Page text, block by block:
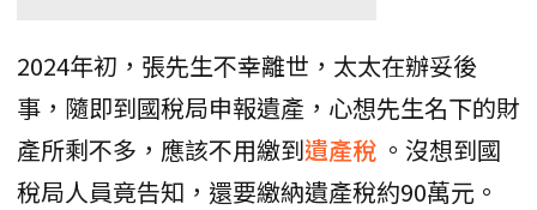
2024年初，張先生不幸離世，太太在辦妥後
事，隨即到國稅局申報遺產，心想先生名下的財
產所剩不多，應該不用繳到遺產稅 。沒想到國
稅局人員竟告知，還要繳納遺產稅約90萬元。